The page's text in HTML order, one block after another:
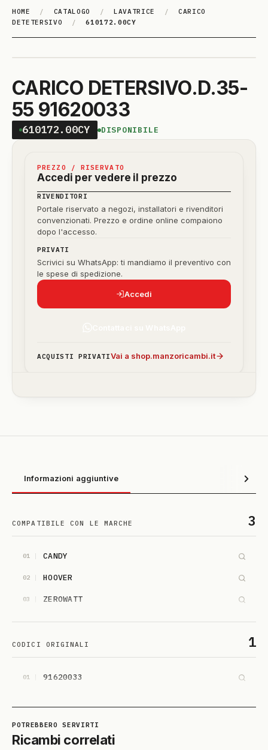
HOME / CATALOGO / LAVATRICE /
CARICO
DETETERSIVO
/ 610172.00CY
CARICO DETERSIVO.D.35-
55 91620033
610172.00CY DISPONIBILE
PREZZO / RISERVATO
Accedi per vedere il prezzo
RIVENDITORI
Portale riservato a negozi, installatori e rivenditori
convenzionati. Prezzo e ordine online compaiono
dopo l'accesso.
PRIVATI
Scrivici su WhatsApp: ti mandiamo il preventivo con
le spese di spedizione.
Accedi
ACQUISTI PRIVATIVai a shop.manzoricambi.it
Informazioni aggiuntive
COMPATIBILE CON LE MARCHE 3
01 CANDY
02 HOOVER
03 ZEROWATT
CODICI ORIGINALI 1
01 91620033
Ricambi correlati